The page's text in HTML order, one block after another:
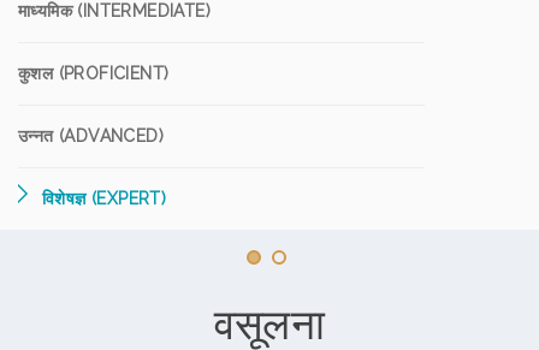
माध्यमिक (INTERMEDIATE)
कुशल (PROFICIENT)
उन्नत (ADVANCED)
विशेषज्ञ (EXPERT)
वसूलना